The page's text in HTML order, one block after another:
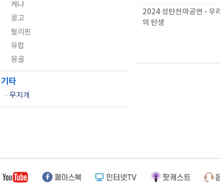
케냐
콩고
필리핀
유럽
몽골
기타
- 무지개
2024 성탄전야공연 - 우
의 탄생